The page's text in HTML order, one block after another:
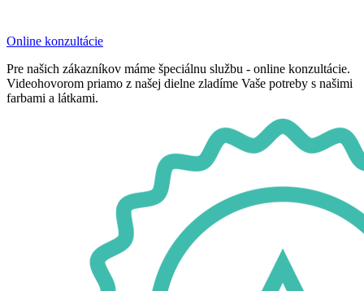
Online konzultácie
Pre našich zákazníkov máme špeciálnu službu - online konzultácie.
Videohovorom priamo z našej dielne zladíme Vaše potreby s našimi
farbami a látkami.